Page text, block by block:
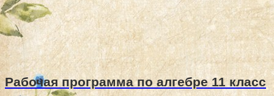
Рабочая программа по алгебре 11 класс